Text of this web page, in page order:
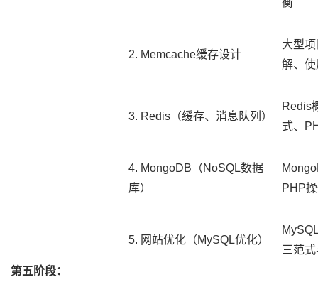
第五阶段：
衡
2. Memcache缓存设计
大型
解、
3. Redis（缓存、消息队列）
Redis
式、
4. MongoDB（NoSQL数据
库）
PHP
5. 网站优化（MySQL优化）
三范